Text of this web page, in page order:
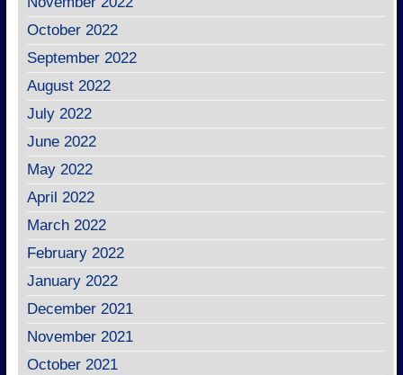
October 2022
September 2022
August 2022
July 2022
June 2022
May 2022
April 2022
March 2022
February 2022
January 2022
December 2021
November 2021
October 2021